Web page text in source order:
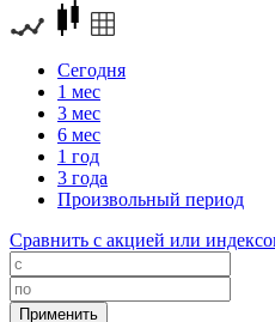
Сегодня
1 мес
3 мес
6 мес
1 год
3 года
Произвольный период
Сравнить с акцией или